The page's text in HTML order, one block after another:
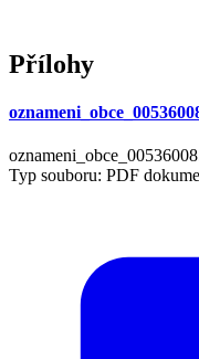
Přílohy
Typ souboru: PDF